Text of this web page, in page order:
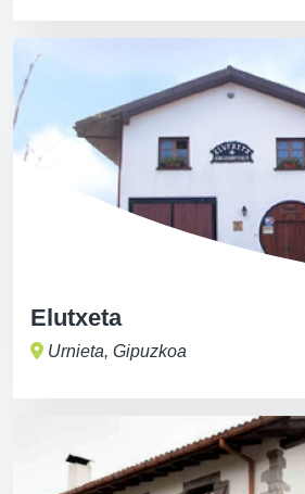
Elutxeta
Urnieta, Gipuzkoa